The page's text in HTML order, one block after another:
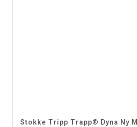
Stokke Tripp Trapp® Dyna Ny